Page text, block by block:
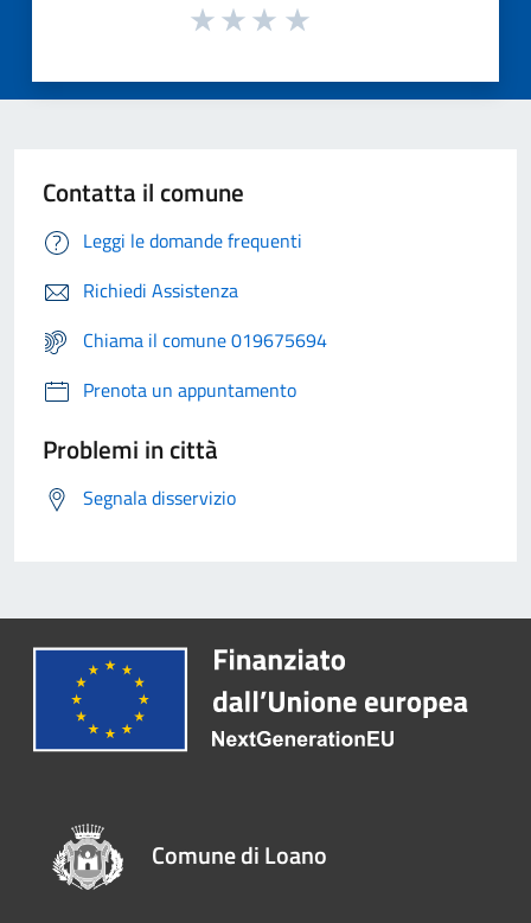
Contatta il comune
Leggi le domande frequenti
Richiedi Assistenza
Chiama il comune 019675694
Prenota un appuntamento
Problemi in città
Segnala disservizio
Comune di Loano